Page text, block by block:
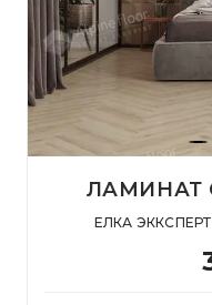
ЛАМИНАТ
ЕЛКА ЭККСПЕРТ